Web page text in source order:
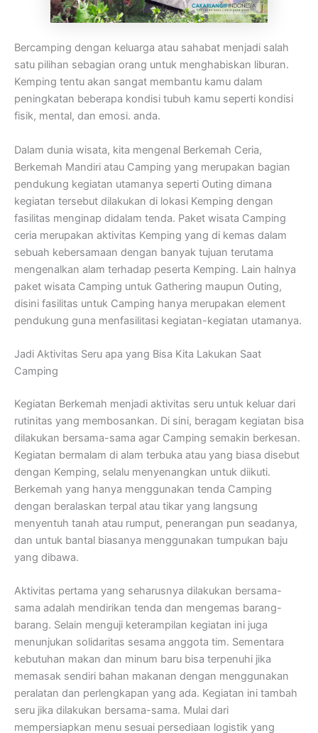
Bercamping dengan keluarga atau sahabat menjadi salah
satu pilihan sebagian orang untuk menghabiskan liburan.
Kemping tentu akan sangat membantu kamu dalam
peningkatan beberapa kondisi tubuh kamu seperti kondisi
fisik, mental, dan emosi. anda.
Dalam dunia wisata, kita mengenal Berkemah Ceria,
Berkemah Mandiri atau Camping yang merupakan bagian
pendukung kegiatan utamanya seperti Outing dimana
kegiatan tersebut dilakukan di lokasi Kemping dengan
fasilitas menginap didalam tenda. Paket wisata Camping
ceria merupakan aktivitas Kemping yang di kemas dalam
sebuah kebersamaan dengan banyak tujuan terutama
mengenalkan alam terhadap peserta Kemping. Lain halnya
paket wisata Camping untuk Gathering maupun Outing,
disini fasilitas untuk Camping hanya merupakan element
pendukung guna menfasilitasi kegiatan-kegiatan utamanya.
Jadi Aktivitas Seru apa yang Bisa Kita Lakukan Saat
Camping
Kegiatan Berkemah menjadi aktivitas seru untuk keluar dari
rutinitas yang membosankan. Di sini, beragam kegiatan bisa
dilakukan bersama-sama agar Camping semakin berkesan.
Kegiatan bermalam di alam terbuka atau yang biasa disebut
dengan Kemping, selalu menyenangkan untuk diikuti.
Berkemah yang hanya menggunakan tenda Camping
dengan beralaskan terpal atau tikar yang langsung
menyentuh tanah atau rumput, penerangan pun seadanya,
dan untuk bantal biasanya menggunakan tumpukan baju
yang dibawa.
Aktivitas pertama yang seharusnya dilakukan bersama-
sama adalah mendirikan tenda dan mengemas barang-
barang. Selain menguji keterampilan kegiatan ini juga
menunjukan solidaritas sesama anggota tim. Sementara
kebutuhan makan dan minum baru bisa terpenuhi jika
memasak sendiri bahan makanan dengan menggunakan
peralatan dan perlengkapan yang ada. Kegiatan ini tambah
seru jika dilakukan bersama-sama. Mulai dari
mempersiapkan menu sesuai persediaan logistik yang